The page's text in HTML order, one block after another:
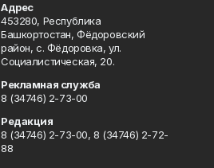
Адрес
453280, Республика
Башкортостан, Фёдоровский
район, с. Фёдоровка, ул.
Социалистическая, 20.
Рекламная служба
8 (34746) 2-73-00
Редакция
8 (34746) 2-73-00, 8 (34746) 2-72-
88